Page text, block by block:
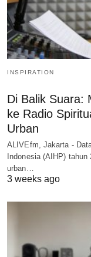
INSPIRATION
Di Balik Suara:
ke Radio
Urban
ALIVEfm, Jakarta -
Indonesia (AIHP) tahun
urban…
3 weeks ago